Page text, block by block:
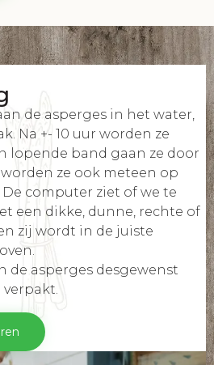
de asperges in het water,
Na +- 10 uur worden ze
lopende band gaan ze door
ze ook meteen op
computer ziet of we te
een dikke, dunne, rechte of
zij wordt in de juiste
de asperges desgewenst